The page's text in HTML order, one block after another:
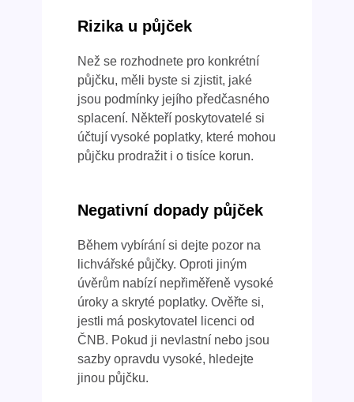
Rizika u půjček
Než se rozhodnete pro konkrétní
půjčku, měli byste si zjistit, jaké
jsou podmínky jejího předčasného
splacení. Někteří poskytovatelé si
účtují vysoké poplatky, které mohou
půjčku prodražit i o tisíce korun.
Negativní dopady půjček
Během vybírání si dejte pozor na
lichvářské půjčky. Oproti jiným
úvěrům nabízí nepřiměřeně vysoké
úroky a skryté poplatky. Ověřte si,
jestli má poskytovatel licenci od
ČNB. Pokud ji nevlastní nebo jsou
sazby opravdu vysoké, hledejte
jinou půjčku.